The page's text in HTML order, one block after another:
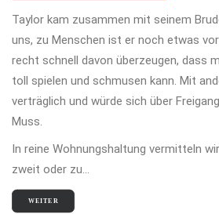
Taylor kam zusammen mit seinem
uns, zu Menschen ist er noch etwas
recht schnell davon überzeugen, dass
toll spielen und schmusen kann. Mit
verträglich und würde sich über
Muss.
In reine Wohnungshaltung vermitteln
zweit oder zu…
WEITER